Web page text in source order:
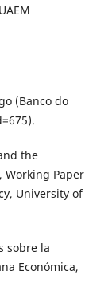
(Banco do
the
Paper
University of
sobre la
Económica,